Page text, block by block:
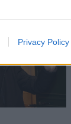
Privacy Policy